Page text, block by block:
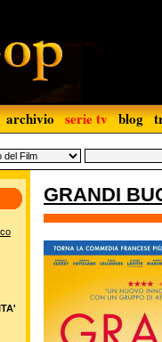
archivio serie tv blog
GRANDI